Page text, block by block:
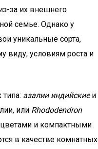
за их внешнего
семье. Однако у
уникальные сорта,
виду, условиям роста и
азалии индийскиеи
или Rhododendron
и компактными
в качестве комнатных